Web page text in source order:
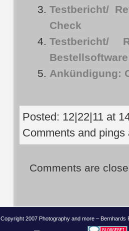
Testbericht/
Check
Testbericht/
Bestellsoftware
Ankündigung:
Posted: 12|22|11 at
Comments and
Comments are
Copyright 2007 Photography and more –